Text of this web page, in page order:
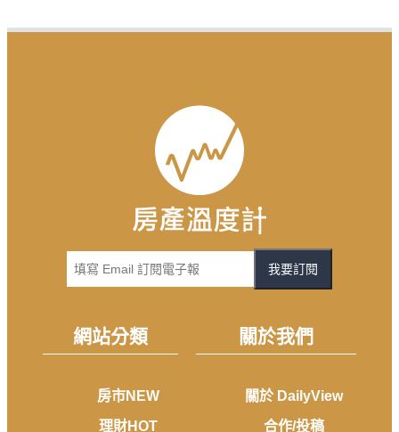
我要訂閱
網站分類
房市NEW
理財HOT
關於我們
關於 DailyView
合作/投稿